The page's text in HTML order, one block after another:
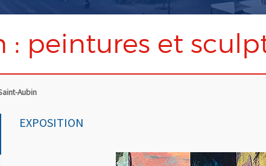
: peintures et
Aubin
EXPOSITION